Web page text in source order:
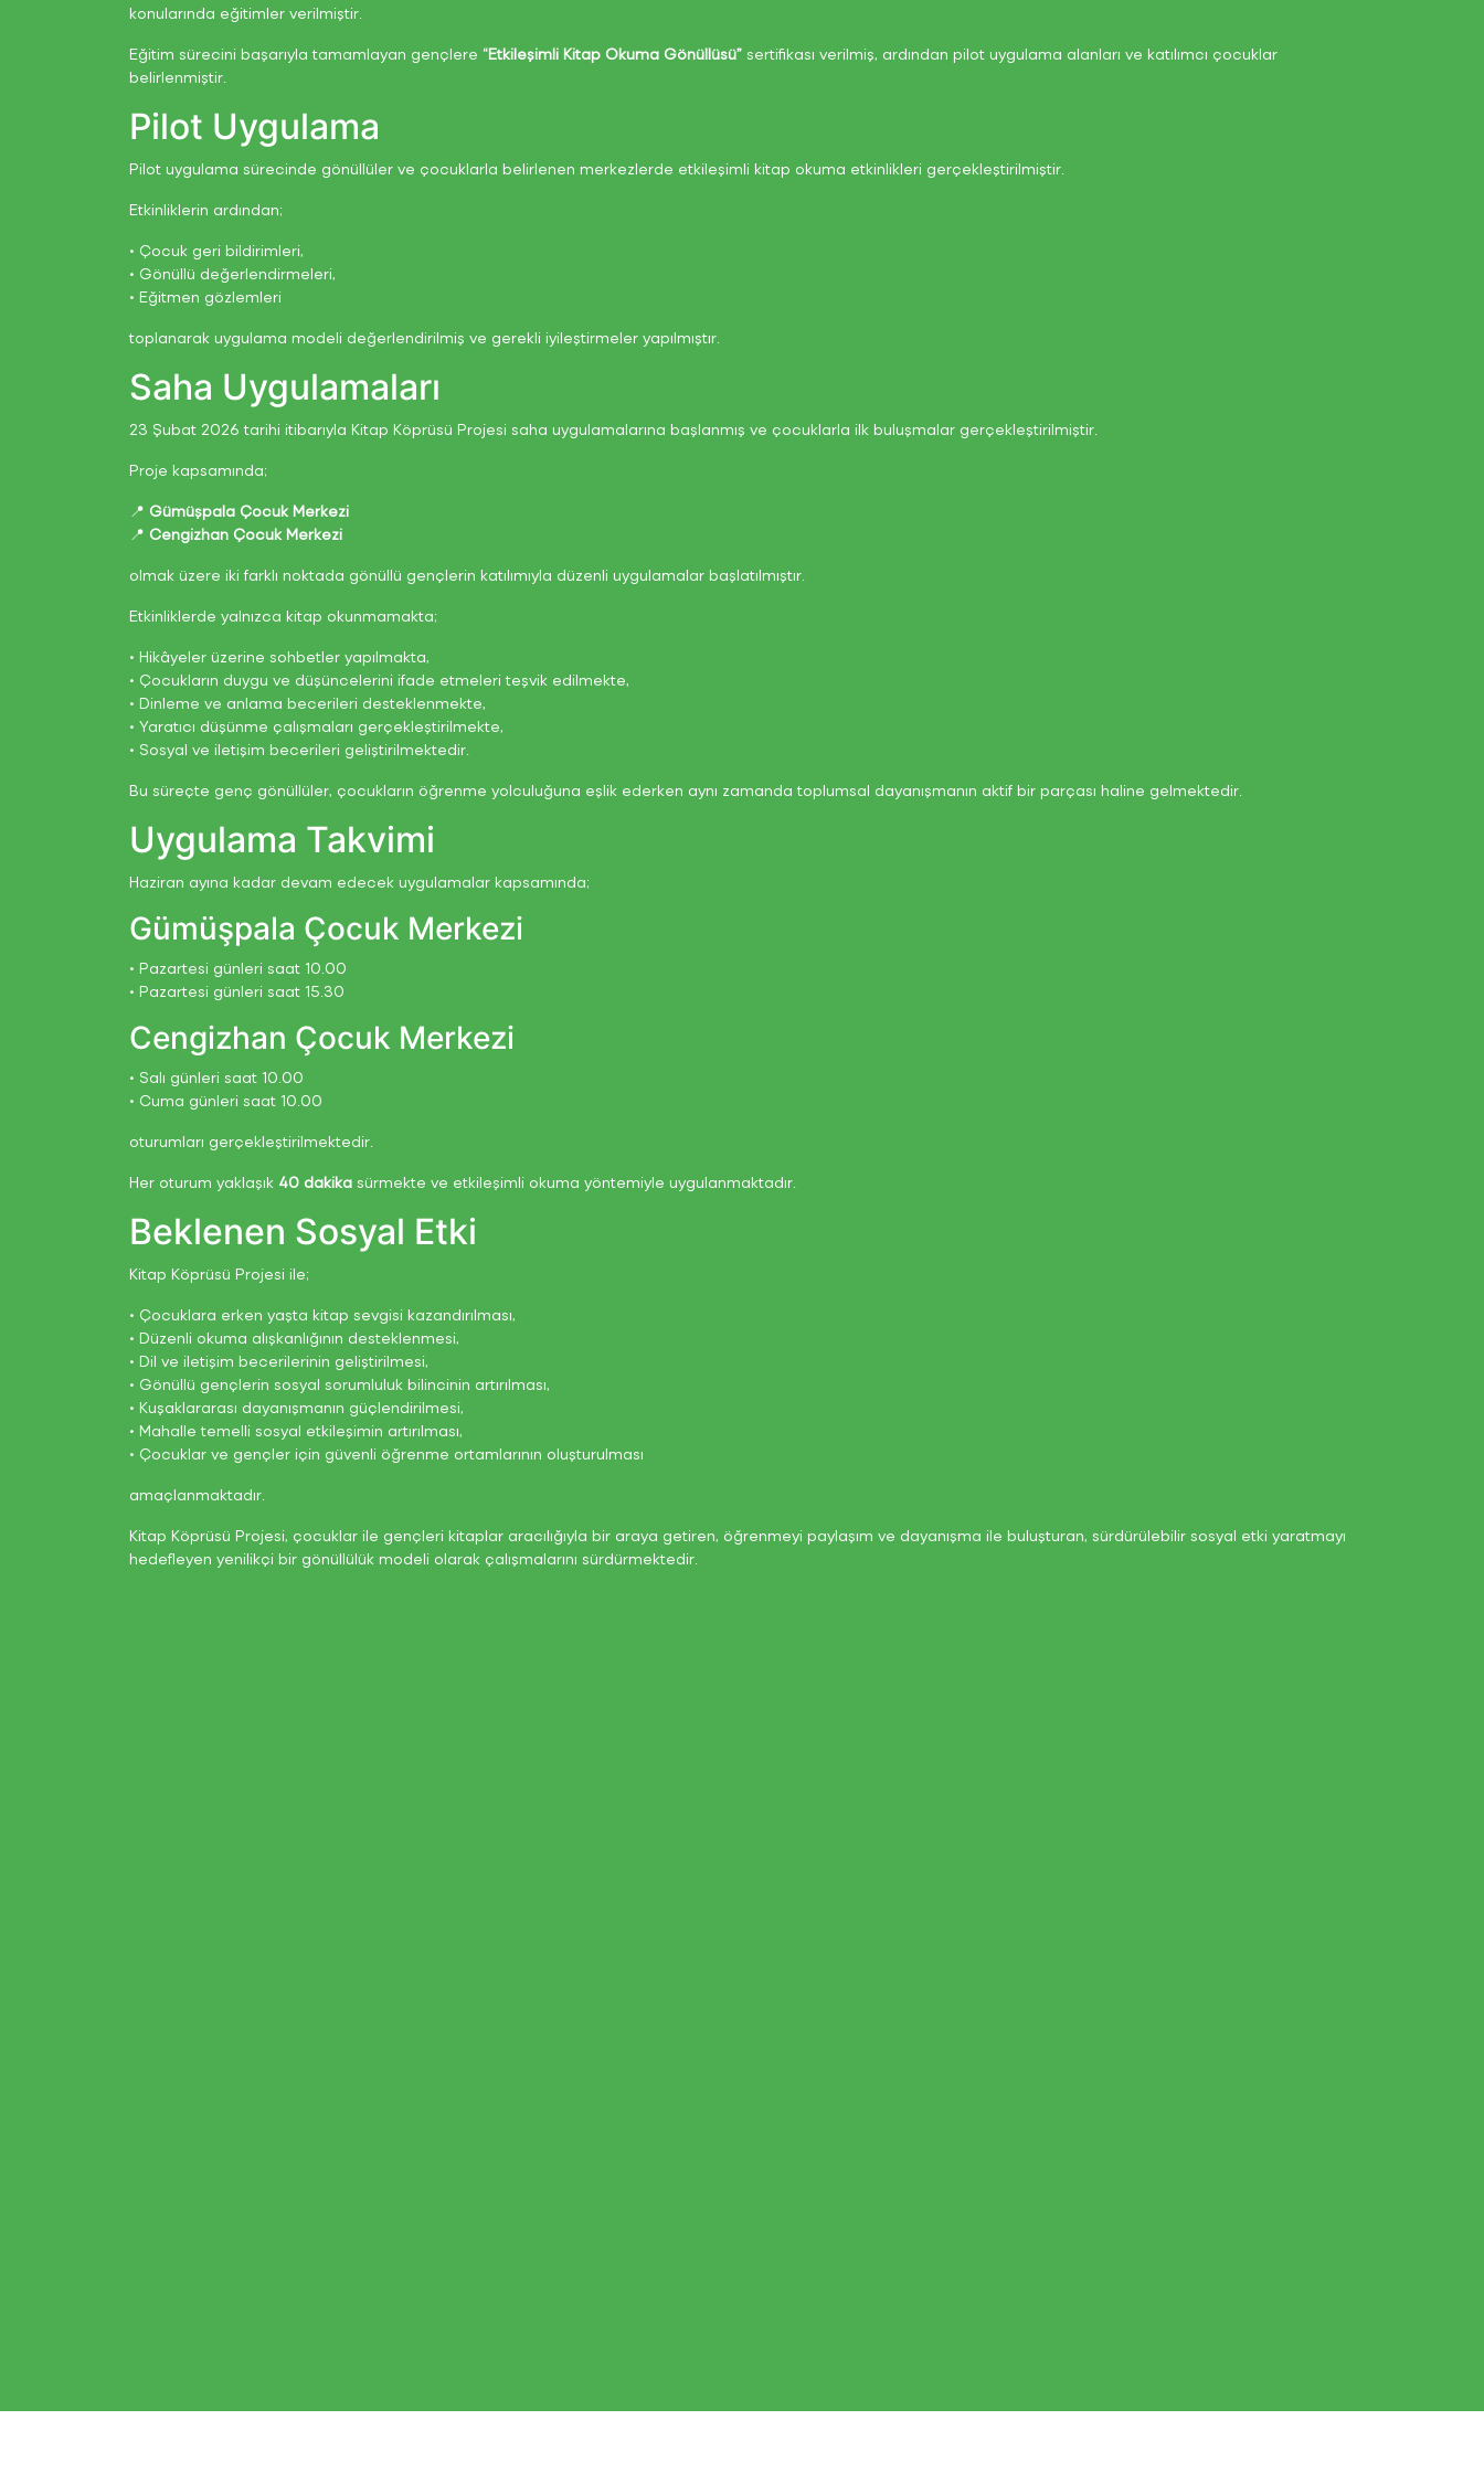
konularında eğitimler verilmiştir.
Eğitim sürecini başarıyla tamamlayan gençlere “Etkileşimli Kitap Okuma Gönüllüsü” sertifikası verilmiş, ardından pilot uygulama alanları ve katılımcı çocuklar
belirlenmiştir.
Pilot Uygulama
Pilot uygulama sürecinde gönüllüler ve çocuklarla belirlenen merkezlerde etkileşimli kitap okuma etkinlikleri gerçekleştirilmiştir.
Etkinliklerin ardından;
• Çocuk geri bildirimleri,
• Gönüllü değerlendirmeleri,
• Eğitmen gözlemleri
toplanarak uygulama modeli değerlendirilmiş ve gerekli iyileştirmeler yapılmıştır.
Saha Uygulamaları
23 Şubat 2026 tarihi itibarıyla Kitap Köprüsü Projesi saha uygulamalarına başlanmış ve çocuklarla ilk buluşmalar gerçekleştirilmiştir.
Proje kapsamında;
📍 Gümüşpala Çocuk Merkezi
📍 Cengizhan Çocuk Merkezi
olmak üzere iki farklı noktada gönüllü gençlerin katılımıyla düzenli uygulamalar başlatılmıştır.
Etkinliklerde yalnızca kitap okunmamakta;
• Hikâyeler üzerine sohbetler yapılmakta,
• Çocukların duygu ve düşüncelerini ifade etmeleri teşvik edilmekte,
• Dinleme ve anlama becerileri desteklenmekte,
• Yaratıcı düşünme çalışmaları gerçekleştirilmekte,
• Sosyal ve iletişim becerileri geliştirilmektedir.
Bu süreçte genç gönüllüler, çocukların öğrenme yolculuğuna eşlik ederken aynı zamanda toplumsal dayanışmanın aktif bir parçası haline gelmektedir.
Uygulama Takvimi
Haziran ayına kadar devam edecek uygulamalar kapsamında;
Gümüşpala Çocuk Merkezi
• Pazartesi günleri saat 10.00
• Pazartesi günleri saat 15.30
Cengizhan Çocuk Merkezi
• Salı günleri saat 10.00
• Cuma günleri saat 10.00
oturumları gerçekleştirilmektedir.
Her oturum yaklaşık 40 dakika sürmekte ve etkileşimli okuma yöntemiyle uygulanmaktadır.
Beklenen Sosyal Etki
Kitap Köprüsü Projesi ile;
• Çocuklara erken yaşta kitap sevgisi kazandırılması,
• Düzenli okuma alışkanlığının desteklenmesi,
• Dil ve iletişim becerilerinin geliştirilmesi,
• Gönüllü gençlerin sosyal sorumluluk bilincinin artırılması,
• Kuşaklararası dayanışmanın güçlendirilmesi,
• Mahalle temelli sosyal etkileşimin artırılması,
• Çocuklar ve gençler için güvenli öğrenme ortamlarının oluşturulması
amaçlanmaktadır.
Kitap Köprüsü Projesi, çocuklar ile gençleri kitaplar aracılığıyla bir araya getiren, öğrenmeyi paylaşım ve dayanışma ile buluşturan, sürdürülebilir sosyal etki yaratmayı
hedefleyen yenilikçi bir gönüllülük modeli olarak çalışmalarını sürdürmektedir.